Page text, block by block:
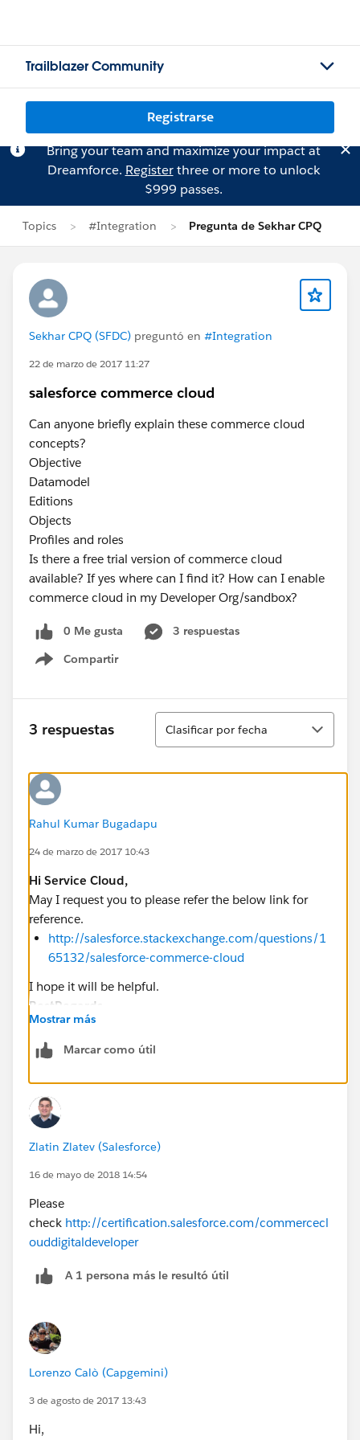
Trailblazer Community
Registrarse
Bring your team and maximize your impact at
Dreamforce. Registerthree or more to unlock
$999 passes.
Topics #Integration Pregunta de Sekhar CPQ
Sekhar CPQ (SFDC) preguntó en #Integration
22 de marzo de 2017 11:27
salesforce commerce cloud
Can anyone briefly explain these commerce cloud
concepts?
Objective
Datamodel
Editions
Objects
Profiles and roles
Is there a free trial version of commerce cloud
available? If yes where can I find it? How can I enable
commerce cloud in my Developer Org/sandbox?
0 Me gusta
3 respuestas
Compartir
Show menu
3 respuestas
Ordenar
Clasificar por fecha
Rahul Kumar Bugadapu
24 de marzo de 2017 10:43
Hi Service Cloud,
May I request you to please refer the below link for
reference.
http://salesforce.stackexchange.com/questions/1
65132/salesforce-commerce-cloud
I hope it will be helpful.
BestRegards
RahulKumar
Mostrar más
Marcar como útil
Zlatin Zlatev (Salesforce)
16 de mayo de 2018 14:54
Please
check http://certification.salesforce.com/commercecl
ouddigitaldeveloper
A 1 persona más le resultó útil
Lorenzo Calò (Capgemini)
3 de agosto de 2017 13:43
Hi,